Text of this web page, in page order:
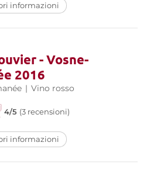
informazioni
- Vosne-
2016
| Vino rosso
4/5 (3 recensioni)
informazioni